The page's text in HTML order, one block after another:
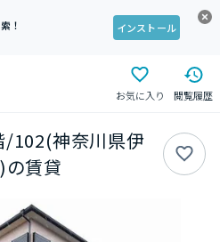
！
インストール
お気に入り 閲覧履歴
102(神奈川県伊
賃貸